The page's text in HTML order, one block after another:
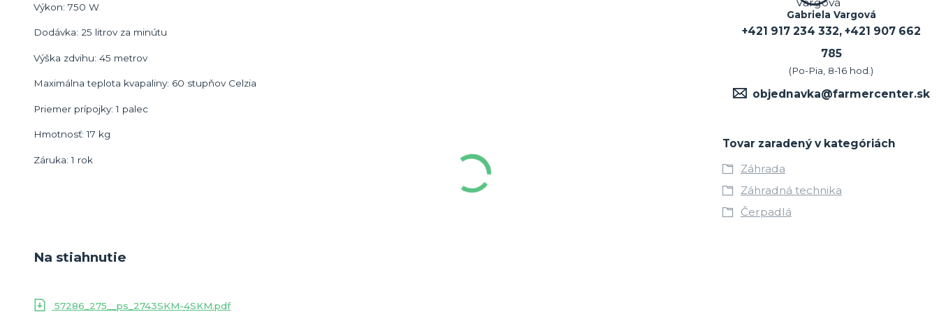
Výkon: 750 W
Dodávka: 25 litrov za minútu
Výška zdvihu: 45 metrov
Maximálna teplota kvapaliny: 60 stupňov Celzia
Priemer prípojky: 1 palec
Hmotnosť: 17 kg
Záruka: 1 rok
Gabriela Vargová
+421 917 234 332, +421 907 662
785
(Po-Pia, 8-16 hod.)
objednavka@farmercenter.sk
Tovar zaradený v kategóriách
Záhrada
Záhradná technika
Čerpadlá
Na stiahnutie
57286_275__ps_2743SKM-4SKM.pdf